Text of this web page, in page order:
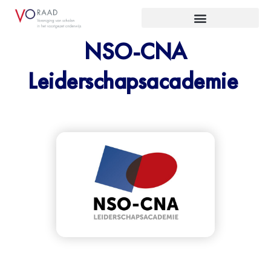
NSO-CNA
Leiderschapsacademie